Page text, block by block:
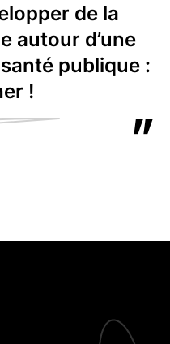
de la
autour d’une
publique :
!